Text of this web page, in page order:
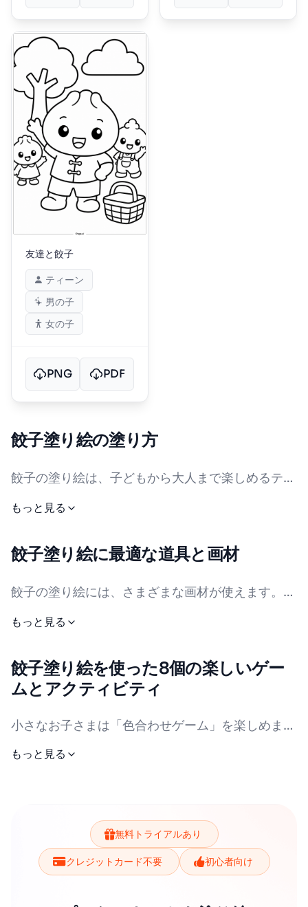
友達と餃子
ティーン
男の子
女の子
PNG PDF
餃子塗り絵の塗り方
餃子の塗り絵は、子どもから大人まで楽しめるテー
マです。まず、餃子の基本的な色について考えてみ
はこんがりとした黄金色や薄茶色が特徴です。蒸し
餃子は半透明な白っぽい色をしています。皮の部分
は薄い黄色や白、具材が透けて見えるものもありま
大きなシンプルな餃子の形を選ぶのがおすすめで
す。黄色やオレンジなど明るい色を使うと、塗りや
すくて楽しいです。はみ出しても気にしないで、自
分を濃い茶色にして、皮の白い部分とのコントラス
トを出すと立体感が生まれます。影をつける練習に
もぴったりです。
もっと見る
餃子塗り絵に最適な道具と画材
餃子の塗り絵には、さまざまな画材が使えます。そ
れぞれの特徴を知ると、もっと楽しく塗れます。
まずクレヨンです。クレヨンは小さなお子さまにぴ
ったりです。持ちやすくて発色がよく、広い面を素
早く塗るのに向いています。餃子の皮の部分を大き
くぬりつぶすのに最適です。折れにくいジャンボク
レヨンは特におすすめです。
で折り目や焼き目を繊細に表現するのに役立ちま
す。重ね塗りでグラデーションを作ることもできま
す。柔らかめの色鉛筆は発色がよく、仕上がりがき
もっと見る
餃子塗り絵を使った8個の楽しいゲー
ムとアクティビティ
小さなお子さまは「色合わせゲーム」を楽しめま
色のものを家の中から探してみましょう。簡単バー
す。色を見つけるたびにシールを貼るとさらに盛り
幼稚園や小学校低学年の子どもたちは「みんなで塗
もっと見る
無料トライアルあり
クレジットカード不要 初心者向け